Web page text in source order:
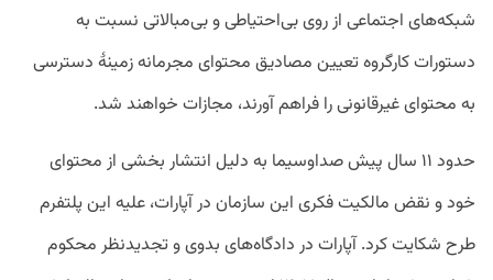
شبکه‌های اجتماعی از روی بی‌احتیاطی و بی‌مبالاتی نسبت به
دستورات کارگروه تعیین مصادیق محتوای مجرمانه زمینۀ دسترسی
به محتوای غیرقانونی را فراهم آورند، مجازات خواهند شد.
حدود ۱۱ سال پیش صداوسیما به دلیل انتشار بخشی از محتوای
خود و نقض مالکیت فکری این سازمان در آپارات، علیه این پلتفرم
طرح شکایت کرد. آپارات در دادگاه‌های بدوی و تجدیدنظر محکوم